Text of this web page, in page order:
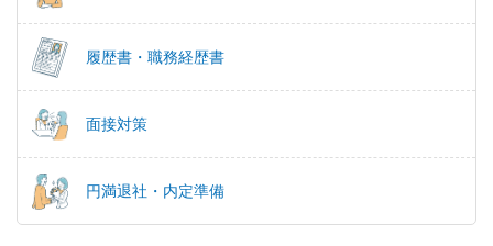
履歴書・職務経歴書
面接対策
円満退社・内定準備